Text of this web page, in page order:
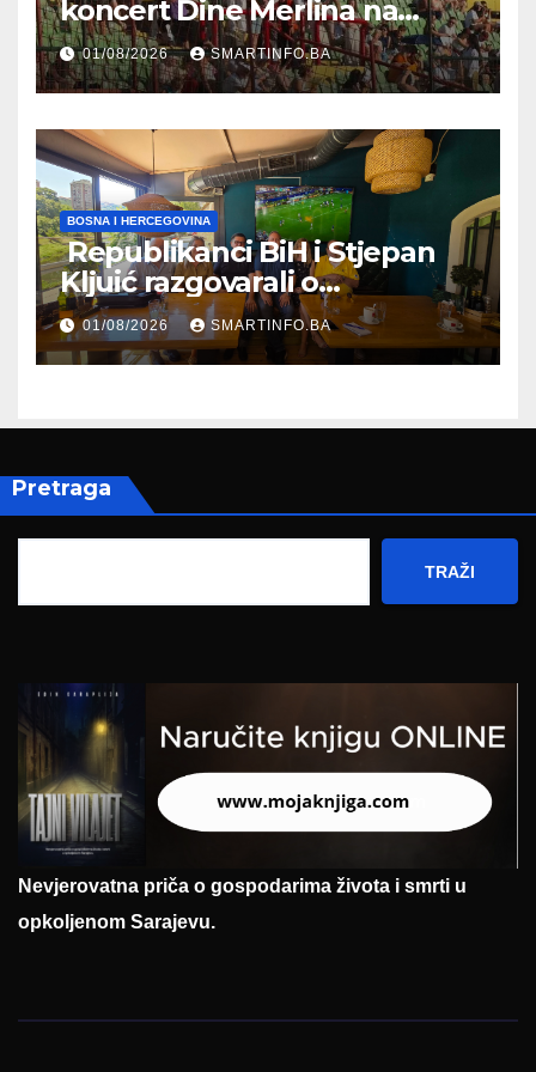
koncert Dine Merlina na
Koševu
01/08/2026 SMARTINFO.BA
BOSNA I HERCEGOVINA
Republikanci BiH i Stjepan
Kljuić razgovarali o
evropskom putu Bosne i
Hercegovine
01/08/2026 SMARTINFO.BA
Pretraga
TRAŽI
Nevjerovatna priča o gospodarima života i smrti u
opkoljenom Sarajevu.